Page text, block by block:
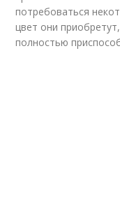
потребоваться
цвет они
полностью